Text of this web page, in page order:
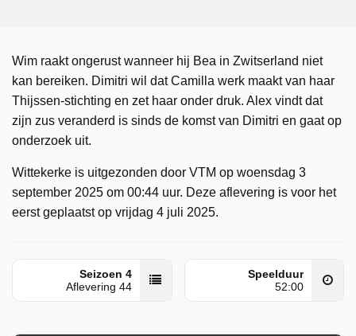
Wim raakt ongerust wanneer hij Bea in Zwitserland niet
kan bereiken. Dimitri wil dat Camilla werk maakt van haar
Thijssen-stichting en zet haar onder druk. Alex vindt dat
zijn zus veranderd is sinds de komst van Dimitri en gaat op
onderzoek uit.
Wittekerke is uitgezonden door VTM op woensdag 3
september 2025 om 00:44 uur. Deze aflevering is voor het
eerst geplaatst op vrijdag 4 juli 2025.
Seizoen 4
Aflevering 44
Speelduur
52:00